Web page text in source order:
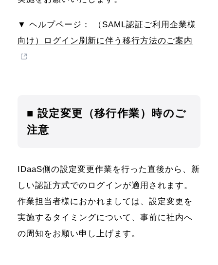
▼ ヘルプページ：
（SAML認証ご利用企業様
向け）ログイン刷新に伴う移行方法のご案内
■ 設定変更（移行作業）時のご
注意
IDaaS側の設定変更作業を行った直後から、新
しい認証方式でのログインが適用されます。
作業担当者様におかれましては、設定変更を
実施するタイミングについて、事前に社内へ
の周知をお願い申し上げます。